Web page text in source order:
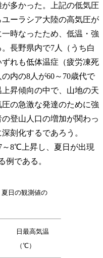
多かった。上記の低気圧
ーラシア大陸の高気圧が
時なったため、低温・強
長野県内で7人（うち白
れも低体温症（疲労凍死
内の8人が60～70歳代で
昇傾向の中で、山地の天
の急激な発達のために強
登山人口の増加が関わっ
刻化するであろう。
8℃上昇し、夏日が出現
例である。
夏日の観測値の
日最高気温
（℃）